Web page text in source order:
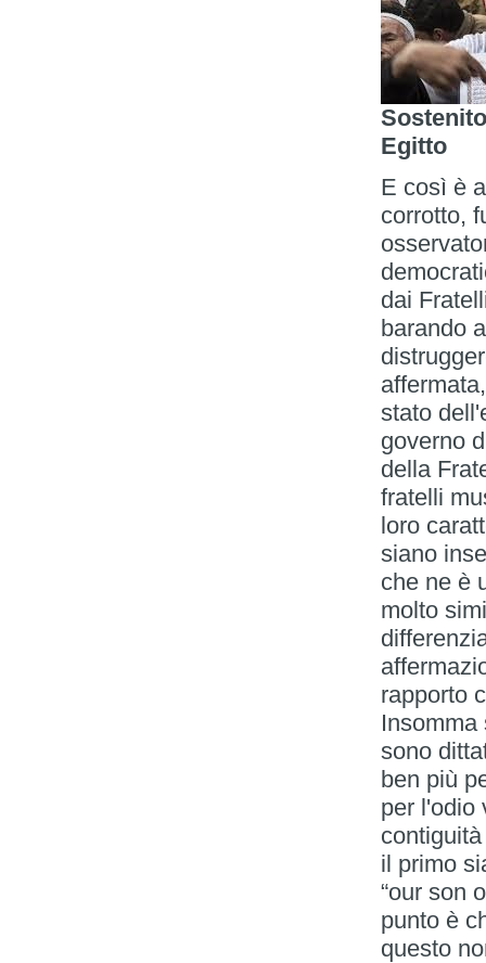
Egitto
E così è
corrotto,
dai
barando
stato
governo
della
fratelli
loro
siano
che ne è
molto
rapporto
sono
ben più
per l'odio
il primo
“our son
punto è
questo